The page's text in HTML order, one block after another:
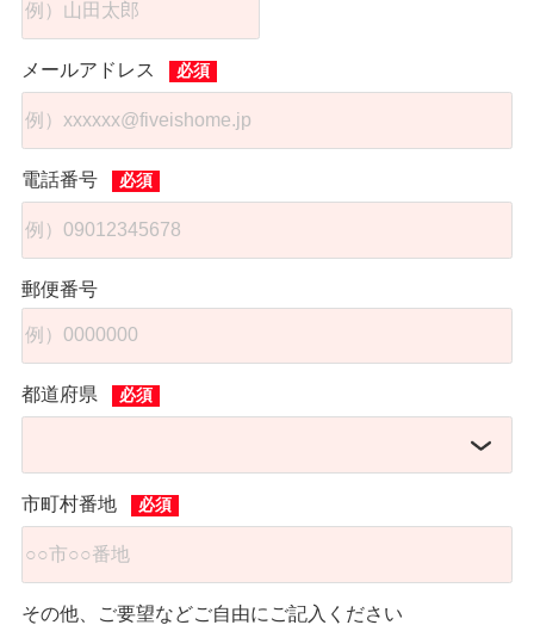
メールアドレス
電話番号
郵便番号
都道府県
市町村番地
その他、ご要望などご自由にご記入ください